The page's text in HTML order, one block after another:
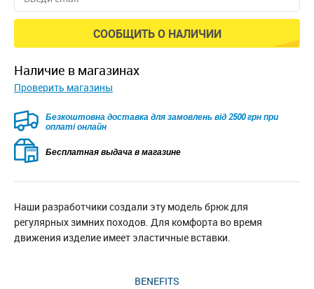
СООБЩИТЬ О НАЛИЧИИ
наличие в магазинах
Проверить магазины
Безкоштовна доставка для замовлень від 2500 грн при
оплаті онлайн
Бесплатная выдача в магазине
Наши разработчики создали эту модель брюк для
регулярных зимних походов. Для комфорта во время
движения изделие имеет эластичные вставки.
BENEFITS